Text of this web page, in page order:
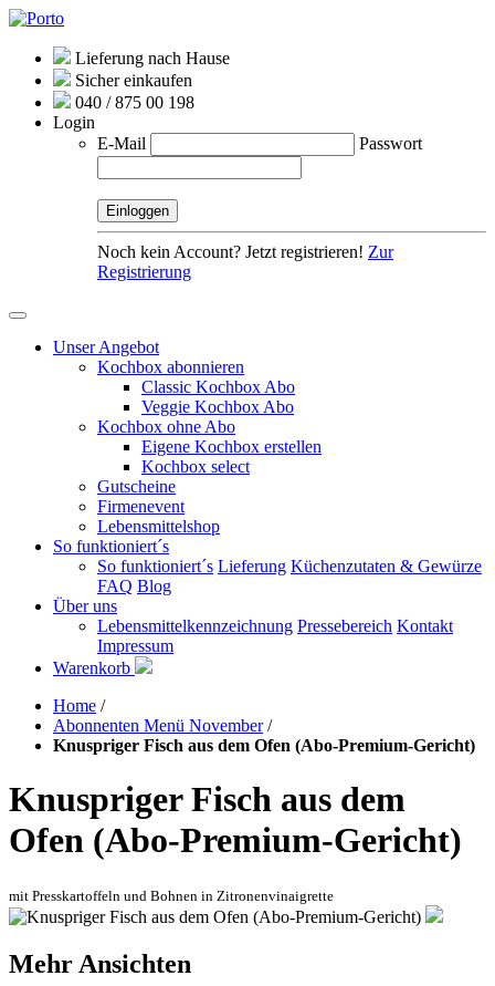
Lieferung nach Hause
Sicher einkaufen
040 / 875 00 198
Login
E-Mail
Passwort
Noch kein Account? Jetzt registrieren! Zur
Registrierung
Unser Angebot
Kochbox abonnieren
Classic Kochbox Abo
Veggie Kochbox Abo
Kochbox ohne Abo
Eigene Kochbox erstellen
Kochbox select
Gutscheine
Firmenevent
Lebensmittelshop
So funktioniert´s
So funktioniert´s Lieferung Küchenzutaten & Gewürze
FAQ Blog
Über uns
Lebensmittelkennzeichnung Pressebereich Kontakt
Impressum
Warenkorb
Home /
Abonnenten Menü November /
Knuspriger Fisch aus dem Ofen (Abo-Premium-Gericht)
Knuspriger Fisch aus dem
Ofen (Abo-Premium-Gericht)
mit Presskartoffeln und Bohnen in Zitronenvinaigrette
Mehr Ansichten